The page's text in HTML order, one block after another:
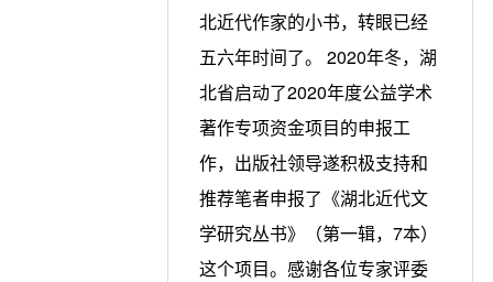
北近代作家的小书，转眼已经
五六年时间了。 2020年冬，湖
北省启动了2020年度公益学术
著作专项资金项目的申报工
作，出版社领导遂积极支持和
推荐笔者申报了《湖北近代文
学研究丛书》（第一辑，7本）
这个项目。感谢各位专家评委